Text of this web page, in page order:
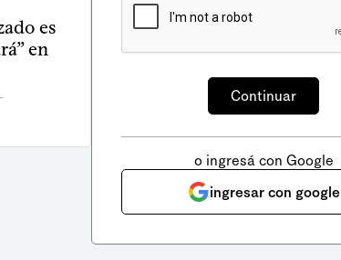
es
en
o ingresá con Google
ingresar con google